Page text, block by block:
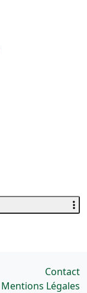
Contact
Mentions Légales